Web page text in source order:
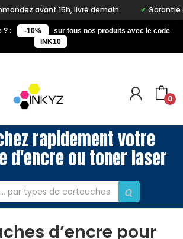
avant 15h, livré demain. Garantie à
? : -10%
sur tous nos produits avec le code
INK10
0
rapidement votre
d'encre ou toner laser
d’encre pour